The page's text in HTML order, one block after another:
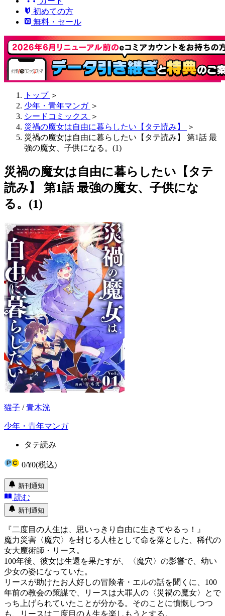
初めての方
無料・セール
トップ ＞
少年・青年マンガ ＞
シードコミックス ＞
災禍の魔女は自由に暮らしたい【タテ読み】
＞
災禍の魔女は自由に暮らしたい【タテ読み】 第1話 最
強の魔女、子供になる。(1)
災禍の魔女は自由に暮らしたい【タテ
読み】 第1話 最強の魔女、子供にな
る。(1)
猫子 /青木洸
少年・青年マンガ
タテ読み
0/¥0(税込)
新刊通知
読む
新刊通知
『二度目の人生は、思いっきり自由に生きてやるっ！』
魔力災害〈魔穴〉を封じる人柱として命を落とした、稀代の
女大魔術師・リース。
100年後、彼女は生還を果たすが、〈魔穴〉の影響で、幼い
少女の姿になっていた。
リースが助けたお人好しの冒険者・エルの話を聞くに、100
年前の教会の策謀で、リースは大罪人の〈災禍の魔女〉とで
っち上げられていたことが分かる。そのことに憤慨しつつ
も、リースは二度目の人生を楽しもうとする。